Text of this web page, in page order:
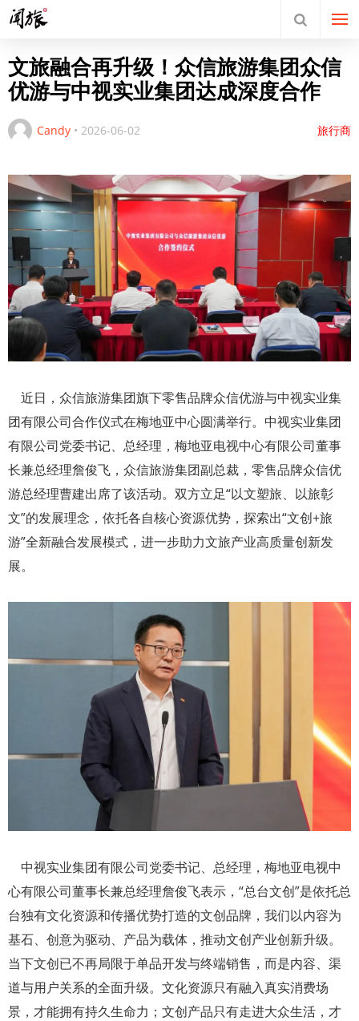
文旅融合再升级！众信旅游集团众信
优游与中视实业集团达成深度合作
Candy • 2026-06-02 旅行商
近日，众信旅游集团旗下零售品牌众信优游与中视实业集
团有限公司合作仪式在梅地亚中心圆满举行。中视实业集团
有限公司党委书记、总经理，梅地亚电视中心有限公司董事
长兼总经理詹俊飞，众信旅游集团副总裁，零售品牌众信优
游总经理曹建出席了该活动。双方立足“以文塑旅、以旅彰
文”的发展理念，依托各自核心资源优势，探索出“文创+旅
游”全新融合发展模式，进一步助力文旅产业高质量创新发
展。
中视实业集团有限公司党委书记、总经理，梅地亚电视中
心有限公司董事长兼总经理詹俊飞表示，“总台文创”是依托总
台独有文化资源和传播优势打造的文创品牌，我们以内容为
基石、创意为驱动、产品为载体，推动文创产业创新升级。
当下文创已不再局限于单品开发与终端销售，而是内容、渠
道与用户关系的全面升级。文化资源只有融入真实消费场
景，才能拥有持久生命力；文创产品只有走进大众生活，才